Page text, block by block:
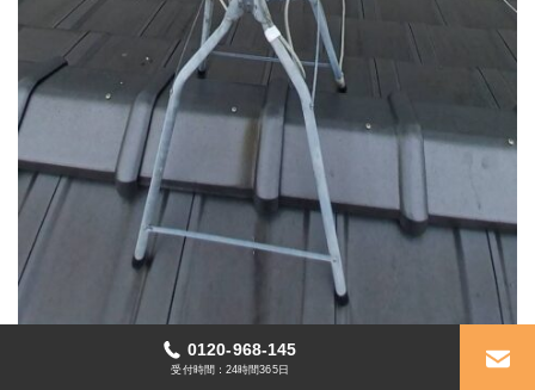
愛知県豊川市：住宅ＵＨＦ.BS/CSブースター取替工事
0120-968-145
受付時間：24時間365日